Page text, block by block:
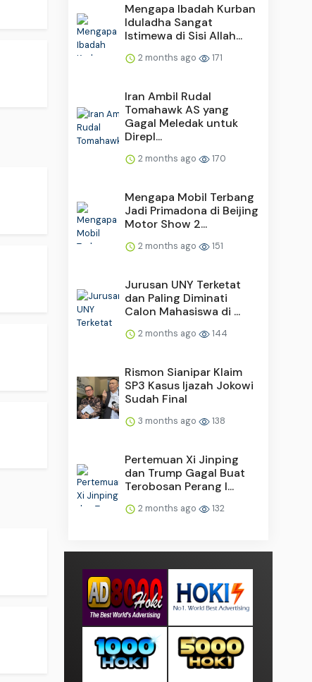
Mengapa Ibadah Kurban
Iduladha Sangat
Istimewa di Sisi Allah...
2 months ago 171
Iran Ambil Rudal
Tomahawk AS yang
Gagal Meledak untuk
Direpl...
2 months ago 170
Mengapa Mobil Terbang
Jadi Primadona di Beijing
Motor Show 2...
2 months ago 151
Jurusan UNY Terketat
dan Paling Diminati
Calon Mahasiswa di ...
2 months ago 144
Rismon Sianipar Klaim
SP3 Kasus Ijazah Jokowi
Sudah Final
3 months ago 138
Pertemuan Xi Jinping
dan Trump Gagal Buat
Terobosan Perang I...
2 months ago 132